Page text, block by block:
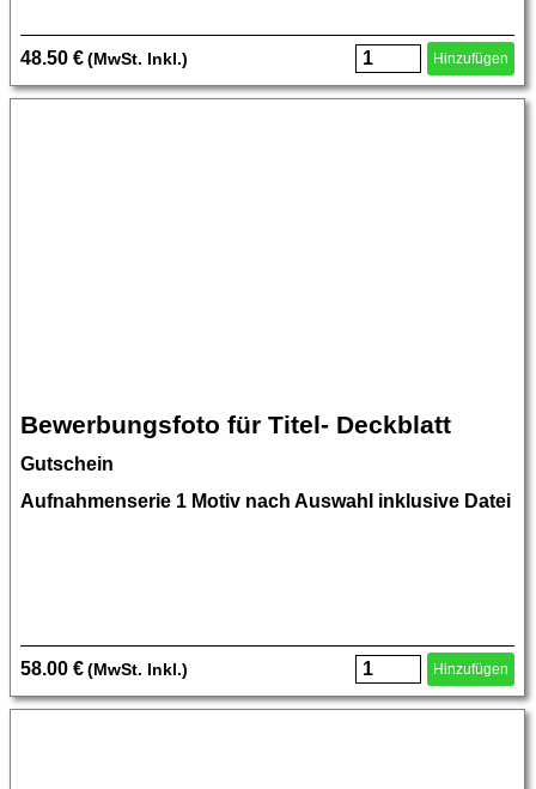
48.50 € (MwSt. Inkl.) Hinzufügen
Bewerbungsfoto für Titel- Deckblatt
Gutschein
Aufnahmenserie 1 Motiv nach Auswahl inklusive Datei
58.00 € (MwSt. Inkl.) Hinzufügen